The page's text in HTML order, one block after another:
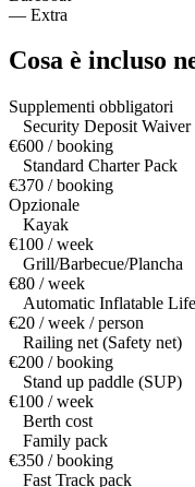
— Extra
Cosa è incluso
Supplementi obbligatori
Security Deposit Waiver
€600 / booking
Standard Charter Pack
€370 / booking
Opzionale
Kayak
€100 / week
Grill/Barbecue/Plancha
€80 / week
Automatic Inflatable
€20 / week / person
Railing net (Safety net)
€200 / booking
Stand up paddle (SUP)
€100 / week
Berth cost
Family pack
€350 / booking
Fast Track pack